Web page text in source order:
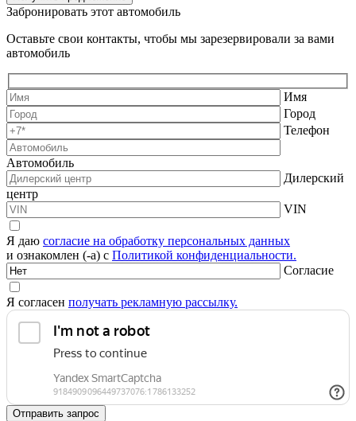
Забронировать этот автомобиль
Оставьте свои контакты, чтобы мы зарезервировали за вами
автомобиль
Имя
Город
Телефон
Автомобиль
Дилерский
центр
VIN
Я даю согласие на обработку персональных данных
и ознакомлен (-а) с Политикой конфиденциальности.
Согласие
Я согласен получать рекламную рассылку.